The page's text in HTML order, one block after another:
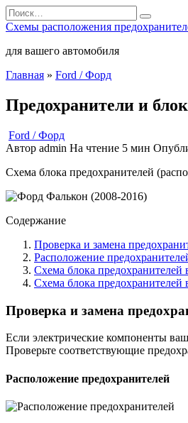
Перейти
к
содержанию
Search
for:
Схемы расположения
для вашего автомобиля
Главная » Ford / Форд
Предохранители и
Ford / Форд
Автор admin На чтение 5 мин
Схема блока предохранителей
Содержание
Проверка и замена
Расположение
Схема блока предохранителей
Схема блока предохранителей
Проверка и замена
Если электрические компоненты
Проверьте соответствующие
Расположение предохранителей